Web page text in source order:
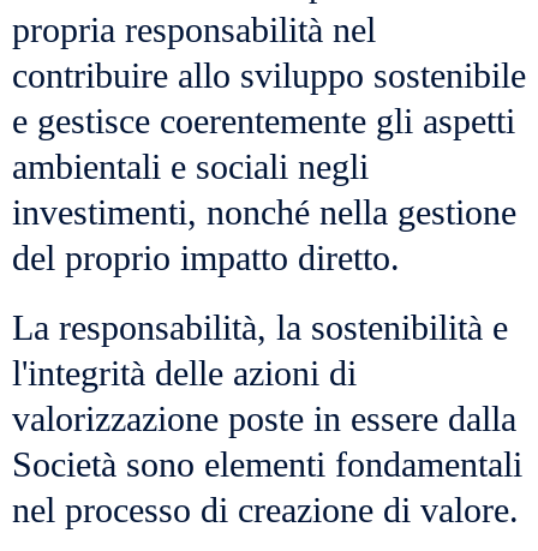
propria responsabilità nel
contribuire allo sviluppo sostenibile
e gestisce coerentemente gli aspetti
ambientali e sociali negli
investimenti, nonché nella gestione
del proprio impatto diretto.
La responsabilità, la sostenibilità e
l'integrità delle azioni di
valorizzazione poste in essere dalla
Società sono elementi fondamentali
nel processo di creazione di valore.